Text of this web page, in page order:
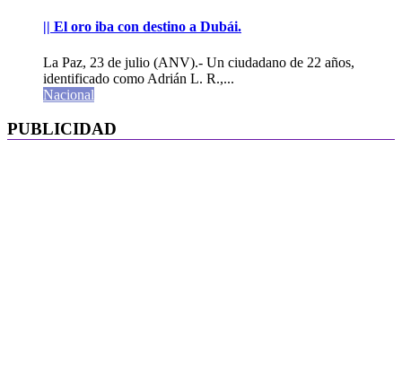
|| El oro iba con destino a Dubái.
La Paz, 23 de julio (ANV).- Un ciudadano de 22 años,
identificado como Adrián L. R.,...
Nacional
PUBLICIDAD